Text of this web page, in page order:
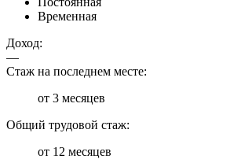
Временная
Доход:
—
Стаж на последнем месте:
от 3 месяцев
Общий трудовой стаж:
от 12 месяцев